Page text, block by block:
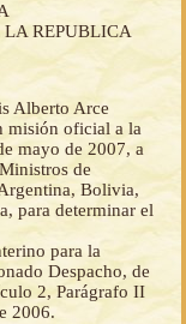
LA REPUBLICA
Alberto Arce
misión oficial a la
mayo de 2007, a
de
Bolivia,
para determinar el
para la
Despacho, de
2, Parágrafo II
2006.